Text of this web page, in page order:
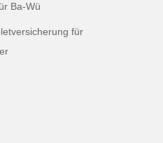
Ba-Wü
für